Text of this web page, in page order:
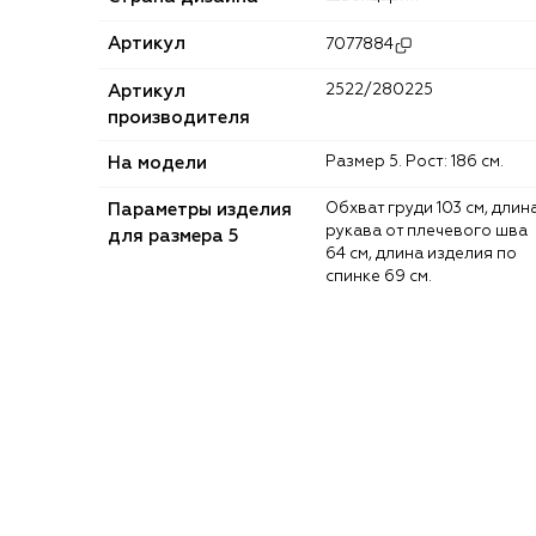
Артикул 7077884
Артикул
производителя
2522/280225
На модели Размер 5. Рост: 186 см.
Параметры изделия
для размера 5
Обхват груди 103 см, длина
рукава от плечевого шва
64 см, длина изделия по
спинке 69 см.